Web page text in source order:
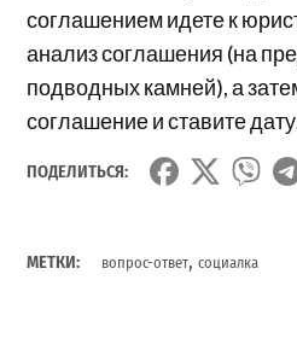
соглашением идете к
анализ соглашения (на
подводных камней), а
соглашение и ставите
ПОДЕЛИТЬСЯ:
МЕТКИ: вопрос-ответ,социалка